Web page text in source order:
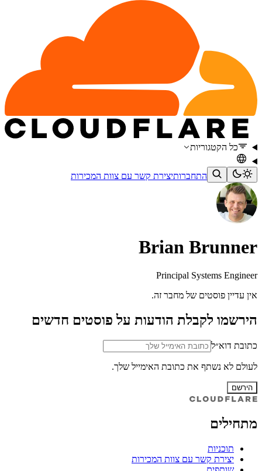
כל הקטגוריות
התחברותיצירת קשר עם צוות המכירות
Brian Brunner
Principal Systems Engineer
אין עדיין פוסטים של מחבר זה.
הירשמו לקבלת הודעות על פוסטים חדשים
כתובת דוא״ל
לעולם לא נשתף את כתובת האימייל שלך.
הירשם
מתחילים
תוכניות
יצירת קשר עם צוות המכירות